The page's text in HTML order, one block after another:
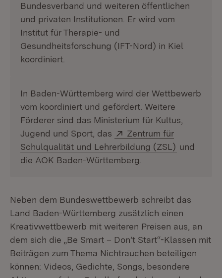
Bundesverband und weiteren öffentlichen
und privaten Institutionen. Er wird vom
Institut für Therapie- und
Gesundheitsforschung (IFT-Nord) in Kiel
koordiniert.
In Baden-Württemberg wird der Wettbewerb
vom koordiniert und gefördert. Weitere
Förderer sind das Ministerium für Kultus,
Jugend und Sport, das
Extern:
Zentrum für
Schulqualität und Lehrerbildung (ZSL) (Öffnet in
und
die AOK Baden-Württemberg.
Neben dem Bundeswettbewerb schreibt das
Land Baden-Württemberg zusätzlich einen
Kreativwettbewerb mit weiteren Preisen aus, an
dem sich die „Be Smart – Don’t Start“-Klassen mit
Beiträgen zum Thema Nichtrauchen beteiligen
können: Videos, Gedichte, Songs, besondere